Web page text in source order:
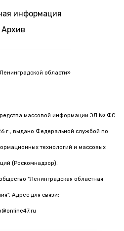
информация
Архив
области»
массовой информации ЭЛ № ФС
г., выдано Федеральной службой по
технологий и массовых
(Роскомнадзор).
"Ленинградская областная
Адрес для связи: